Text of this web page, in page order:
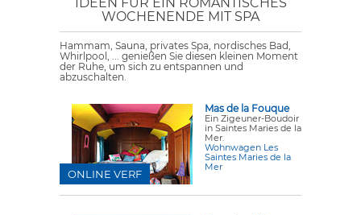
WOCHENENDE MIT SPA
Hammam, Sauna, privates Spa, nordisches Bad,
Whirlpool, ... genießen Sie diesen kleinen Moment
der Ruhe, um sich zu entspannen und
abzuschalten.
Mas de la Fouque
Ein Zigeuner-Boudoir
in Saintes Maries de la
Mer.
Wohnwagen Les
Saintes Maries de la
Mer
ONLINE VERF